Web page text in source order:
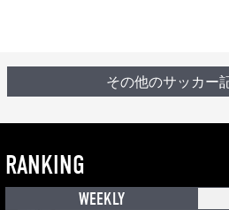
その他のサッカー
RANKING
WEEKLY